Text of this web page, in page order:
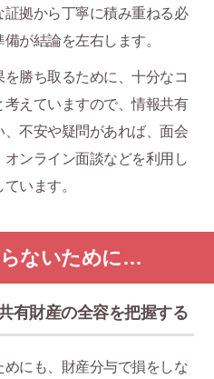
拠から丁寧に積み重ねる必
が結論を左右します。
勝ち取るために、十分なコ
考えていますので、情報共有
不安や疑問があれば、面会
ンライン面談などを利用し
います。
ないために…
有財産の全容を把握する
にも、財産分与で損をしな